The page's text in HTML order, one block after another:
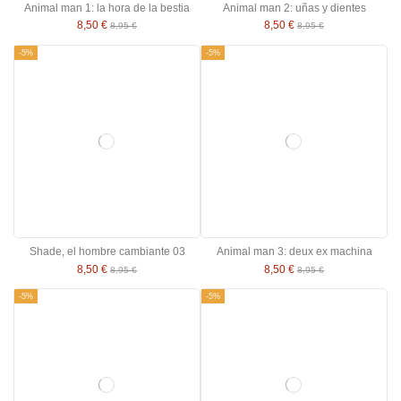
Animal man 1: la hora de la bestia
8,50 € 8,95 €
Animal man 2: uñas y dientes
8,50 € 8,95 €
-5%
Shade, el hombre cambiante 03
8,50 € 8,95 €
-5%
Animal man 3: deux ex machina
8,50 € 8,95 €
-5% -5%